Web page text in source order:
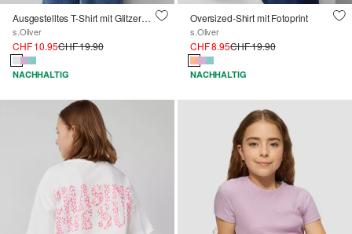
Ausgestelltes T-Shirt mit Glitzerprint und Puffärmeln
s.Oliver
CHF 10.95CHF 19.90
NACHHALTIG
Oversized-Shirt mit Fotoprint
s.Oliver
CHF 8.95CHF 19.90
NACHHALTIG